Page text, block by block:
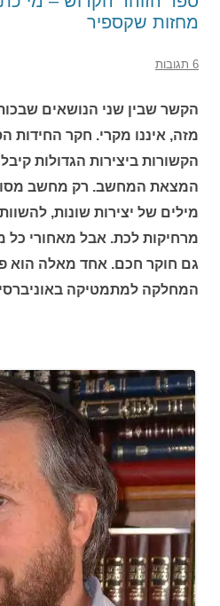
מחזות שקספיר
הקשר שבין שני הנושאים
מזה, איננו מקרי. חקר החידות
הקשורות ביצירות הגדולות
המצאת המחשב. רק מחשב
מילים של יצירות שונות,
מרחיקות לכת. אבל מאחורי כל
גם חוקר חכם. אחד מאלה הוא
המחלקה למתמטיקה